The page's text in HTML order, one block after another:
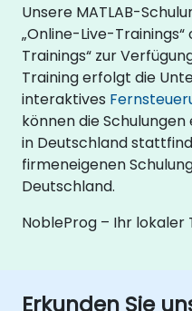
Unsere MATLAB-
„Online-Live-
Trainings“ zur
Training erfolgt die
interaktives
können die
in Deutschland
firmeneigenen
Deutschland.
NobleProg – Ihr
Erkunden Sie